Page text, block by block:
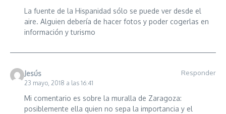
La fuente de la Hispanidad sólo se puede ver desde el
aire. Alguien debería de hacer fotos y poder cogerlas en
información y turismo
Jesús
23 mayo, 2018 a las 16:41
Responder
Mi comentario es sobre la muralla de Zaragoza:
posiblemente ella quien no sepa la importancia y el